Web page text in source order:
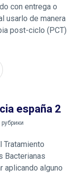
con entrega o
usarlo de manera
post-ciclo (PCT)
españa 2
рубрики
Tratamiento
Bacterianas
aplicando alguno